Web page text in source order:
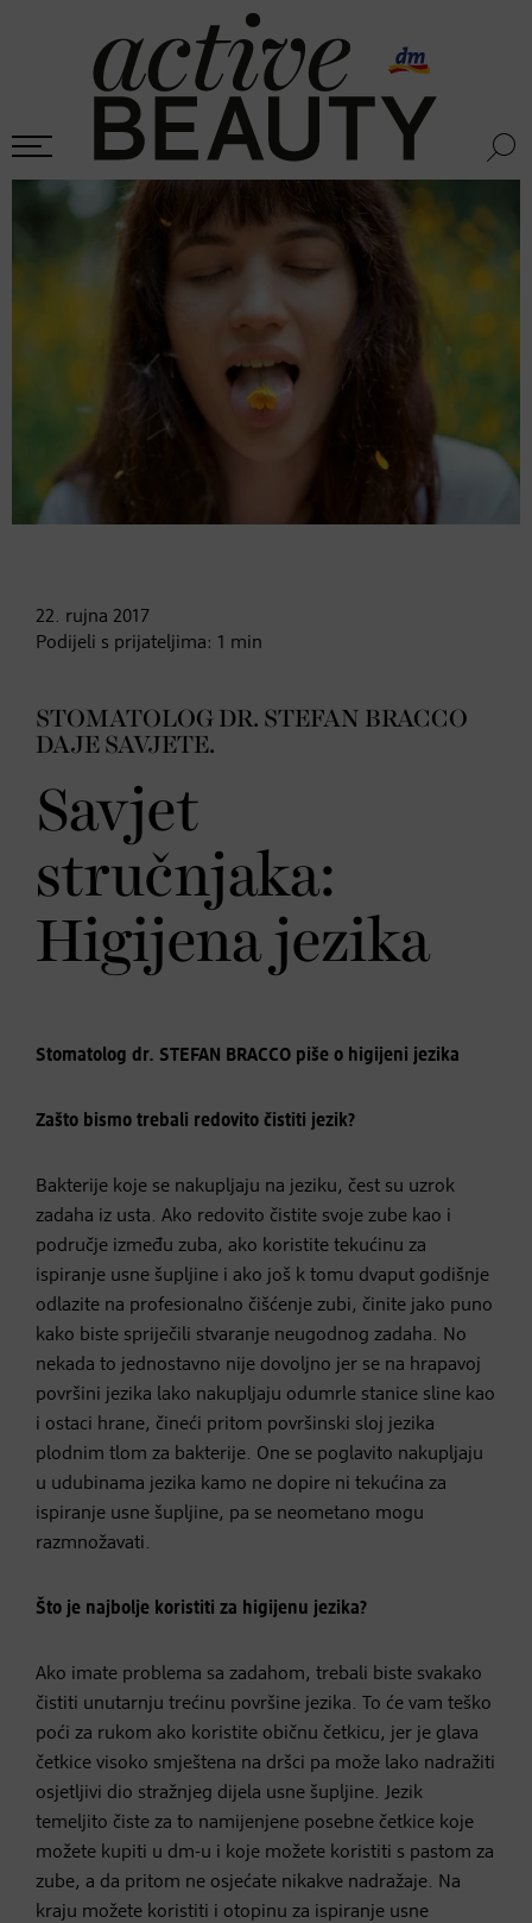
22. rujna 2017
Podijeli s prijateljima: 1 min
STOMATOLOG DR. STEFAN BRACCO
DAJE SAVJETE.
Savjet
stručnjaka:
Higijena jezika
Stomatolog dr. STEFAN BRACCO piše o higijeni jezika
Zašto bismo trebali redovito čistiti jezik?
Bakterije koje se nakupljaju na jeziku, čest su uzrok
zadaha iz usta. Ako redovito čistite svoje zube kao i
područje između zuba, ako koristite tekućinu za
ispiranje usne šupljine i ako još k tomu dvaput godišnje
odlazite na profesionalno čišćenje zubi, činite jako puno
kako biste spriječili stvaranje neugodnog zadaha. No
nekada to jednostavno nije dovoljno jer se na hrapavoj
površini jezika lako nakupljaju odumrle stanice sline kao
i ostaci hrane, čineći pritom površinski sloj jezika
plodnim tlom za bakterije. One se poglavito nakupljaju
u udubinama jezika kamo ne dopire ni tekućina za
ispiranje usne šupljine, pa se neometano mogu
razmnožavati.
Što je najbolje koristiti za higijenu jezika?
Ako imate problema sa zadahom, trebali biste svakako
čistiti unutarnju trećinu površine jezika. To će vam teško
poći za rukom ako koristite običnu četkicu, jer je glava
četkice visoko smještena na dršci pa može lako nadražiti
osjetljivi dio stražnjeg dijela usne šupljine. Jezik
temeljito čiste za to namijenjene posebne četkice koje
možete kupiti u dm-u i koje možete koristiti s pastom za
zube, a da pritom ne osjećate nikakve nadražaje. Na
kraju možete koristiti i otopinu za ispiranje usne